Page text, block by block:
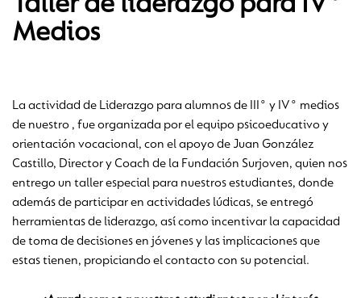
Medios
La actividad de Liderazgo para alumnos de III° y IV° medios
de nuestro , fue organizada por el equipo psicoeducativo y
orientación vocacional, con el apoyo de Juan González
Castillo, Director y Coach de la Fundación Surjoven, quien nos
entrego un taller especial para nuestros estudiantes, donde
además de participar en actividades lúdicas, se entregó
herramientas de liderazgo, así como incentivar la capacidad
de toma de decisiones en jóvenes y las implicaciones que
estas tienen, propiciando el contacto con su potencial.